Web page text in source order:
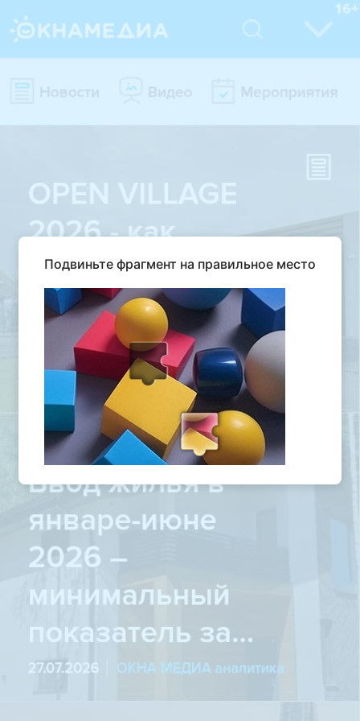
Подвиньте фрагмент на правильное место